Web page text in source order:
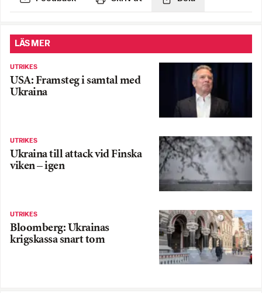
LÄS MER
UTRIKES
USA: Framsteg i samtal med
Ukraina
UTRIKES
Ukraina till attack vid Finska
viken – igen
UTRIKES
Bloomberg: Ukrainas
krigskassa snart tom